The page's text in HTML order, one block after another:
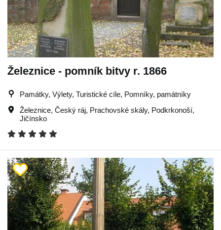
Železnice - pomník bitvy r. 1866
Památky, Výlety, Turistické cíle, Pomníky, památníky
Železnice, Český ráj, Prachovské skály, Podkrkonoší,
Jičínsko